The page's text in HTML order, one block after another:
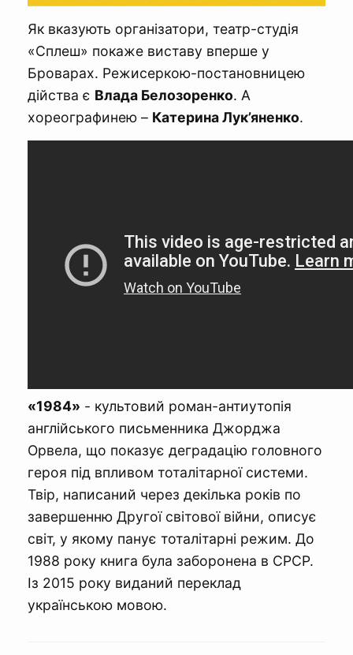
Як вказують організатори, театр-студія
«Сплеш» покаже виставу вперше у
Броварах. Режисеркою-постановницею
дійства є Влада Белозоренко. А
хореографинею – Катерина Лук’яненко.
«1984» - культовий роман-антиутопія
англійського письменника Джорджа
Орвела, що показує деградацію головного
героя під впливом тоталітарної системи.
Твір, написаний через декілька років по
завершенню Другої світової війни, описує
світ, у якому панує тоталітарні режим. До
1988 року книга була заборонена в СРСР.
Із 2015 року виданий переклад
українською мовою.